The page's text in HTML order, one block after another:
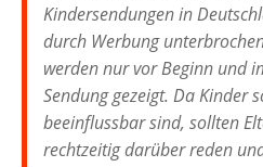
Kindersendungen in
durch Werbung
werden nur vor Beginn und
Sendung gezeigt. Da Kinder
beeinflussbar sind, sollten
rechtzeitig darüber reden